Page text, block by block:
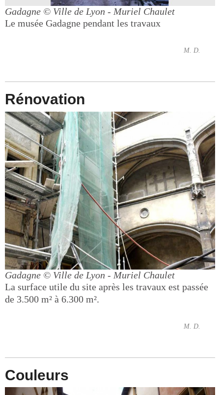
Gadagne © Ville de Lyon - Muriel Chaulet
Le musée Gadagne pendant les travaux
M. D.
Rénovation
Gadagne © Ville de Lyon - Muriel Chaulet
La surface utile du site après les travaux est passée
de 3.500 m² à 6.300 m².
M. D.
Couleurs